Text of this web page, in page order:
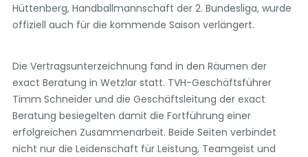
Hüttenberg, Handballmannschaft der 2. Bundesliga, wurde
offiziell auch für die kommende Saison verlängert.
Die Vertragsunterzeichnung fand in den Räumen der
exact Beratung in Wetzlar statt. TVH-Geschäftsführer
Timm Schneider und die Geschäftsleitung der exact
Beratung besiegelten damit die Fortführung einer
erfolgreichen Zusammenarbeit. Beide Seiten verbindet
nicht nur die Leidenschaft für Leistung, Teamgeist und